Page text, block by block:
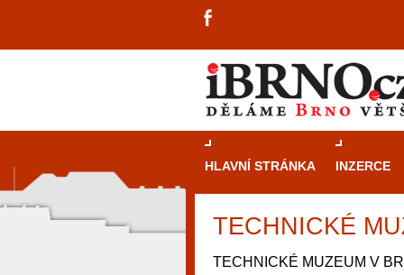
HLAVNÍ STRÁNKA INZERCE
TECHNICKÉ
TECHNICKÉ MUZEUM V